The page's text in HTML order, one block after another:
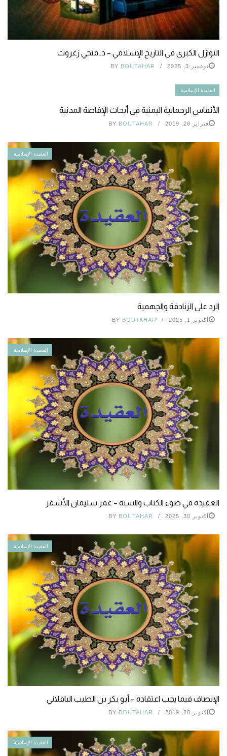
النوازل الكبرى في التاريخ الإسلامي – د. فتحي زغروت
نوفمبر 3, 2025 BY BOUTAHAR
العقيدة الإسلامية
الأنفاس الرحمانية اليمنية في أبحاث الإفاضة المدنية
فبراير 26, 2019 BY BOUTAHAR
العقيدة الإسلامية
الرد على الزنادقة والجهمية
أكتوبر 1, 2025 BY BOUTAHAR
العقيدة الإسلامية
العقيدة في ضوء الكتاب والسنة – عمر سليمان الأشقر
أكتوبر 30, 2025 BY BOUTAHAR
العقيدة الإسلامية
الإنصاف فيما يجب اعتقاده – أبو بكر بن الطيب الباقلاني
أكتوبر 28, 2019 BY BOUTAHAR
العقيدة الإسلامية